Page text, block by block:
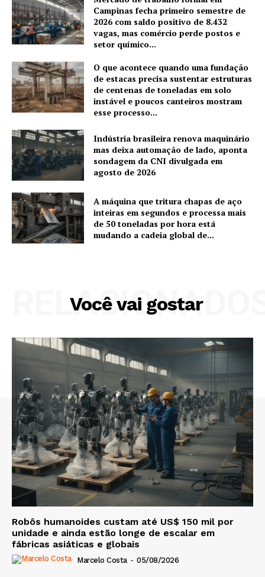
Campinas fecha primeiro semestre de
2026 com saldo positivo de 8.432
vagas, mas comércio perde postos e
setor químico...
O que acontece quando uma fundação
de estacas precisa sustentar estruturas
de centenas de toneladas em solo
instável e poucos canteiros mostram
esse processo...
Indústria brasileira renova maquinário
mas deixa automação de lado, aponta
sondagem da CNI divulgada em
agosto de 2026
A máquina que tritura chapas de aço
inteiras em segundos e processa mais
de 50 toneladas por hora está
mudando a cadeia global de...
Você vai gostar
Robôs humanoides custam até US$ 150 mil por
unidade e ainda estão longe de escalar em
fábricas asiáticas e globais
Marcelo Costa - 05/08/2026